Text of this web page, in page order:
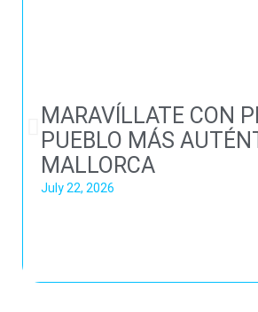
MARAVÍLLATE CON
PUEBLO MÁS
MALLORCA
July 22, 2026